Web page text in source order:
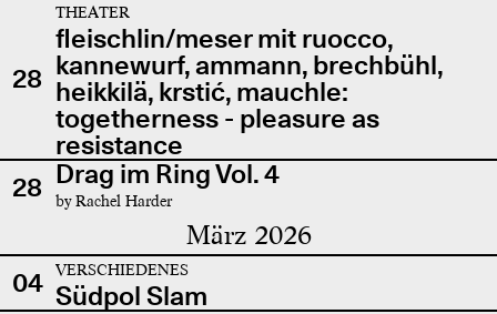
28
THEATER
fleischlin/meser mit ruocco,
kannewurf, ammann, brechbühl,
heikkilä, krstić, mauchle:
togetherness - pleasure as
resistance
28 Drag im Ring Vol. 4
by Rachel Harder
März 2026
04 VERSCHIEDENES
Südpol Slam